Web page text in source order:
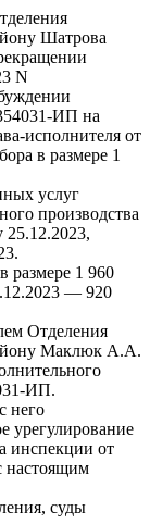
Шатрова
N
ИП на
исполнителя от
в размере 1
услуг
производства
размере 1 960
— 920
Отделения
Маклюк А.А.
ИП.
него
урегулирование
инспекции от
настоящим
суды